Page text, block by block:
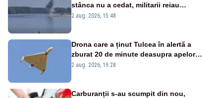
stânca nu a cedat, militarii reiau
detonările luni – VIDEO
2 aug. 2026, 15:48
Drona care a ținut Tulcea în alertă a
zburat 20 de minute deasupra apelor
României. Au fost ridicate două F-16
2 aug. 2026, 19:28
Carburanții s-au scumpit din nou,